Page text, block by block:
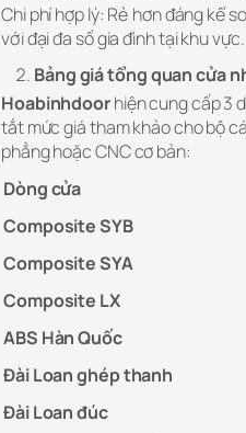
Chi phí hợp lý: Rẻ hơn đáng kể
với đại đa số gia đình tại khu vực.
Bảng giá tổng quan cửa
Hoabinhdoorhiện cung cấp 3
tắt mức giá tham khảo cho bộ
phẳng hoặc CNC cơ bản:
Dòng cửa
Composite SYB
Composite SYA
Composite LX
ABS Hàn Quốc
Đài Loan ghép thanh
Đài Loan đúc